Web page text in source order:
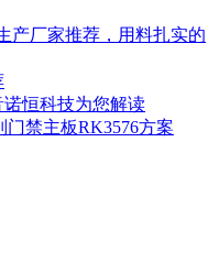
产厂家推荐，用料扎实的
恒科技为您解读
禁主板RK3576方案